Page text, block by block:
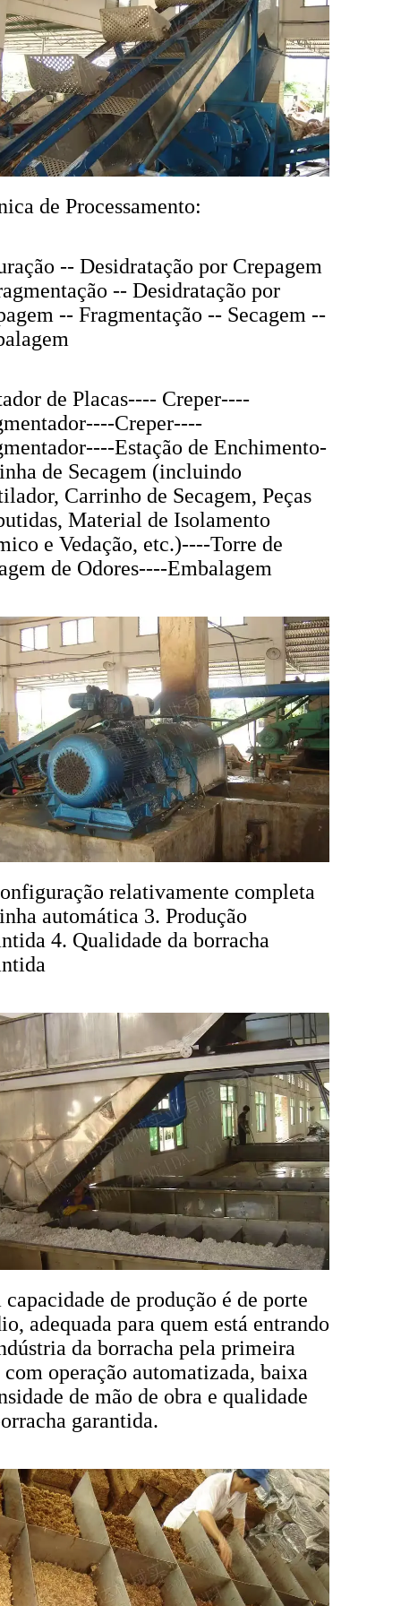
de Processamento:
-- Desidratação por Crepagem
-- Desidratação por
-- Fragmentação -- Secagem --
de Placas---- Creper----
Creper----
Estação de Enchimento-
de Secagem (incluindo
Carrinho de Secagem, Peças
Material de Isolamento
e Vedação, etc.)----Torre de
de Odores----Embalagem
relativamente completa
automática 3. Produção
4. Qualidade da borracha
capacidade de produção é de porte
adequada para quem está entrando
da borracha pela primeira
com operação automatizada, baixa
de mão de obra e qualidade
garantida.